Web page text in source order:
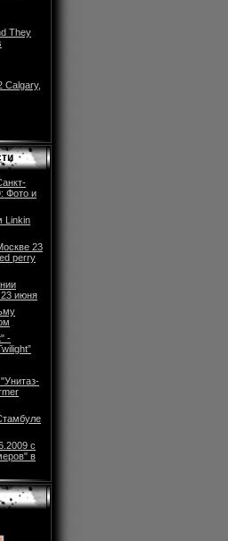
They
Calgary,
Фото и
Linkin
23
perry
23 июня
-
с
в